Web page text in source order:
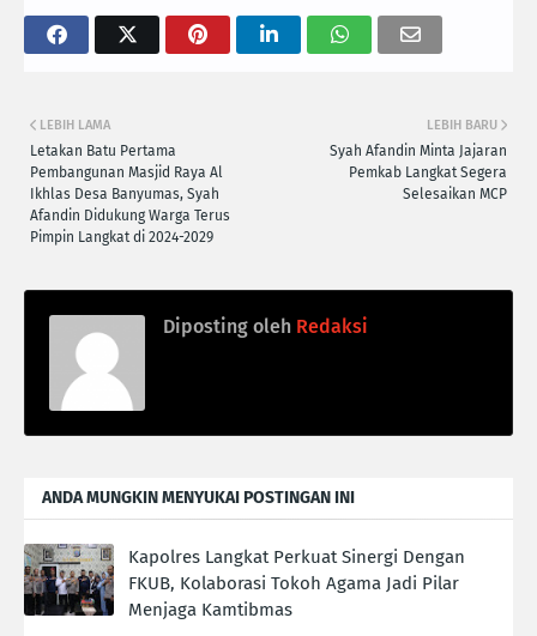
LEBIH BARU
Syah Afandin Minta Jajaran
Pemkab Langkat Segera
Selesaikan MCP
LEBIH LAMA
Letakan Batu Pertama
Pembangunan Masjid Raya Al
Ikhlas Desa Banyumas, Syah
Afandin Didukung Warga Terus
Pimpin Langkat di 2024-2029
Diposting oleh Redaksi
ANDA MUNGKIN MENYUKAI POSTINGAN INI
Kapolres Langkat Perkuat Sinergi Dengan
FKUB, Kolaborasi Tokoh Agama Jadi Pilar
Menjaga Kamtibmas